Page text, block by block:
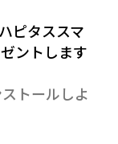
ピタススマ
ントします
トールしよ